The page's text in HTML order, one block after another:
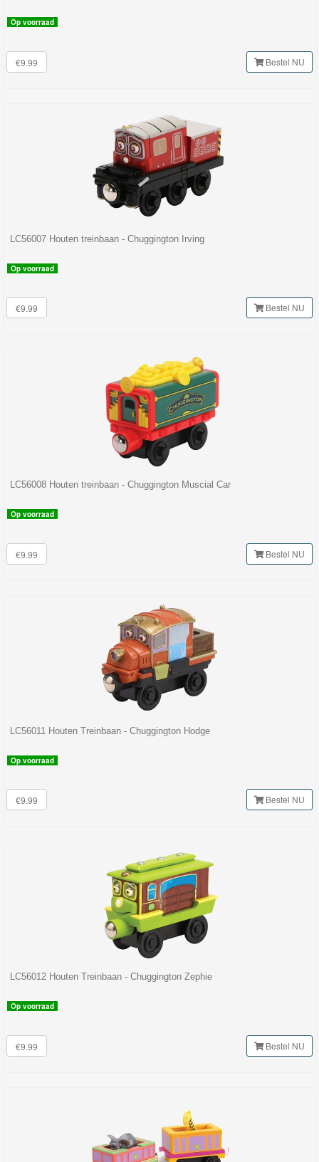
Op voorraad
€9.99 Bestel NU
LC56007 Houten treinbaan - Chuggington Irving
Op voorraad
€9.99 Bestel NU
LC56008 Houten treinbaan - Chuggington Muscial Car
Op voorraad
€9.99 Bestel NU
LC56011 Houten Treinbaan - Chuggington Hodge
Op voorraad
€9.99 Bestel NU
LC56012 Houten Treinbaan - Chuggington Zephie
Op voorraad
€9.99 Bestel NU